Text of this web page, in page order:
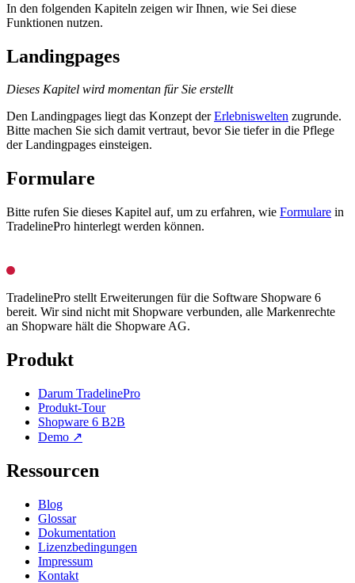
In den folgenden Kapiteln zeigen wir Ihnen, wie Sei diese
Funktionen nutzen.
Landingpages
Dieses Kapitel wird momentan für Sie erstellt
Den Landingpages liegt das Konzept derErlebniswelten zugrunde.
Bitte machen Sie sich damit vertraut, bevor Sie tiefer in die Pflege
der Landingpages einsteigen.
Formulare
Bitte rufen Sie dieses Kapitel auf, um zu erfahren, wie Formulare in
TradelinePro hinterlegt werden können.
TradelinePro stellt Erweiterungen für die Software Shopware 6
bereit. Wir sind nicht mit Shopware verbunden, alle Markenrechte
an Shopware hält die Shopware AG.
Produkt
Darum TradelinePro
Produkt-Tour
Shopware 6 B2B
Demo ↗
Ressourcen
Blog
Glossar
Dokumentation
Lizenzbedingungen
Impressum
Kontakt